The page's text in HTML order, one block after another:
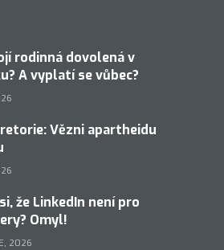
rodinná dovolená v
A vyplatí se vůbec?
Vězni apartheidu
že LinkedIn není pro
Omyl!
2026